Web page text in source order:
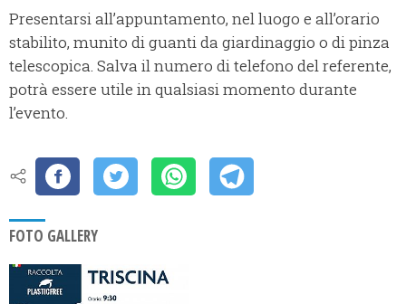
Presentarsi all’appuntamento, nel luogo e all’orario
stabilito, munito di guanti da giardinaggio o di pinza
telescopica. Salva il numero di telefono del referente,
potrà essere utile in qualsiasi momento durante
l’evento.
FOTO GALLERY